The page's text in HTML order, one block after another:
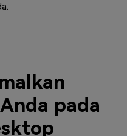
pada